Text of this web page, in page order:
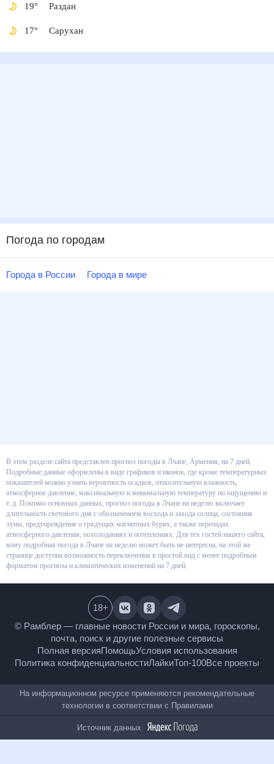
19° Раздан
17° Сарухан
Погода по городам
Города в России Города в мире
В этом разделе сайта представлен прогноз погоды в Лчапе, Армения, на 7
дней. Подробные данные оформлены в виде графиков и иконок, где кроме
температурных показателей можно узнать вероятность осадков,
относительную влажность, атмосферное давление, максимальную и
минимальную температуру по ощущению и т. д. Помимо основных
данных, прогноз погоды в Лчапе на неделю включает длительность
светового дня с обозначением восхода и захода солнца, состояния луны,
предупреждения о грядущих магнитных бурях, а также перепадах
атмосферного давления, похолоданиях и потеплениях. Для тех гостей
нашего сайта, кому подробная погода в Лчапе на неделю может быть не
интересна, на этой же странице доступна возможность переключения в
© Рамблер — главные новости России и мира,
гороскопы, почта, поиск и другие полезные сервисы
Полная версия
Помощь
Условия использования
Политика конфиденциальностиЛайкиТоп-100
Все проекты
18+
На информационном ресурсе применяются
рекомендательные технологии в соответствии сПравилами